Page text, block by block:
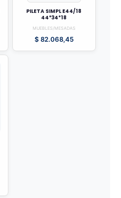
PILETA SIMPL E44/18
44*34*18
MUEBLES/MESADAS
$ 82.068,45